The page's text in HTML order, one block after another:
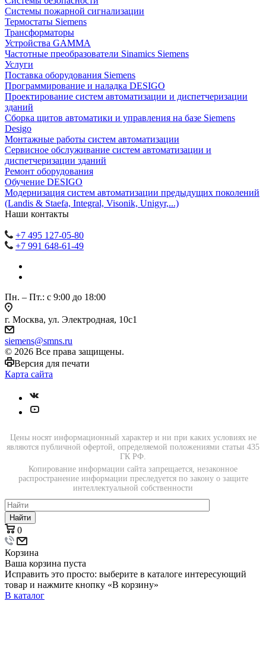
Системы пожарной сигнализации
Термостаты Siemens
Трансформаторы
Устройства GAMMA
Частотные преобразователи Sinamics Siemens
Услуги
Поставка оборудования Siemens
Программирование и наладка DESIGO
Проектирование систем автоматизации и диспетчеризации
зданий
Сборка щитов автоматики и управления на базе Siemens
Desigo
Монтажные работы систем автоматизации
Сервисное обслуживание систем автоматизации и
диспетчеризации зданий
Ремонт оборудования
Обучение DESIGO
Модернизация систем автоматизации предыдущих поколений
(Landis & Staefa, Integral, Visonik, Unigyr,...)
Наши контакты
+7 495 127-05-80
+7 991 648-61-49
Пн. – Пт.: с 9:00 до 18:00
г. Москва, ул. Электродная, 10с1
siemens@smns.ru
© 2026 Все права защищены.
Версия для печати
Карта сайта
Цены носят информационный характер и ни при каких условиях не
являются публичной офертой, определяемой положениями статьи 435
ГК РФ.
Копирование информации сайта запрещается, незаконное
распространение информации преследуется по закону о защите
интеллектуальной собственности
Найти
0
Корзина
Ваша корзина пуста
Исправить это просто: выберите в каталоге интересующий
товар и нажмите кнопку «В корзину»
В каталог